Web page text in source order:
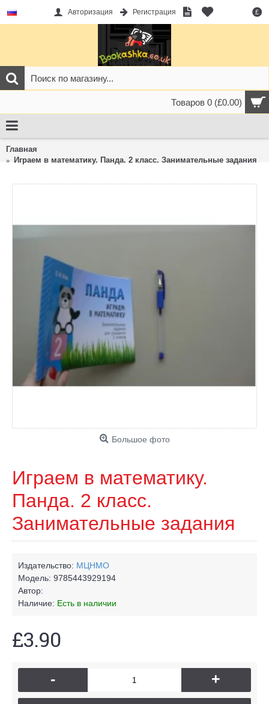
£
Авторизация Регистрация
Товаров 0 (£0.00)
Главная
Играем в математику. Панда. 2 класс. Занимательные задания
Большое фото
Играем в математику.
Панда. 2 класс.
Занимательные задания
Издательство: МЦНМО
Модель: 9785443929194
Автор:
Наличие: Есть в наличии
£3.90
- +